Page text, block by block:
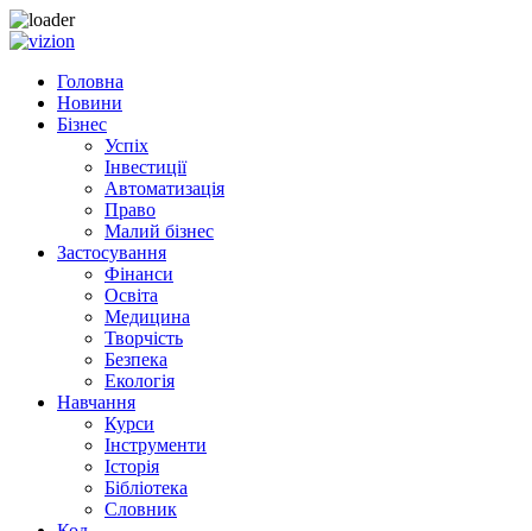
Skip to content
Головна
Новини
Бізнес
Успіх
Інвестиції
Автоматизація
Право
Малий бізнес
Застосування
Фінанси
Освіта
Медицина
Творчість
Безпека
Екологія
Навчання
Курси
Інструменти
Історія
Бібліотека
Словник